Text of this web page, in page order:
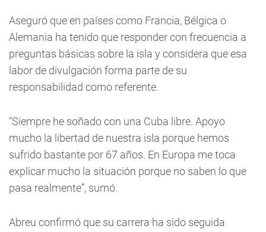
Aseguró que en países como Francia, Bélgica o
Alemania ha tenido que responder con frecuencia a
preguntas básicas sobre la isla y considera que esa
labor de divulgación forma parte de su
responsabilidad como referente.
“Siempre he soñado con una Cuba libre. Apoyo
mucho la libertad de nuestra isla porque hemos
sufrido bastante por 67 años. En Europa me toca
explicar mucho la situación porque no saben lo que
pasa realmente”, sumó.
Abreu confirmó que su carrera ha sido seguida